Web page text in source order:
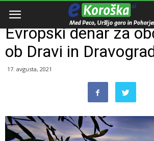
Domov
Evropski denar za
ob Dravi in
17. avgusta, 2021